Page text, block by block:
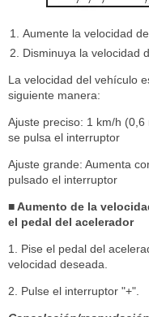
Aumente la velocidad
Disminuya la velocidad
La velocidad del vehículo
siguiente manera:
Ajuste preciso: 1 km/h
se pulsa el interruptor
Ajuste grande: Aumenta
pulsado el interruptor
■ Aumento de la
el pedal del acelerador
1. Pise el pedal del
velocidad deseada.
2. Pulse el interruptor "+".